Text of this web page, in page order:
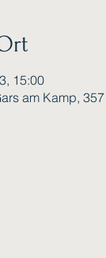
15:00
am Kamp,